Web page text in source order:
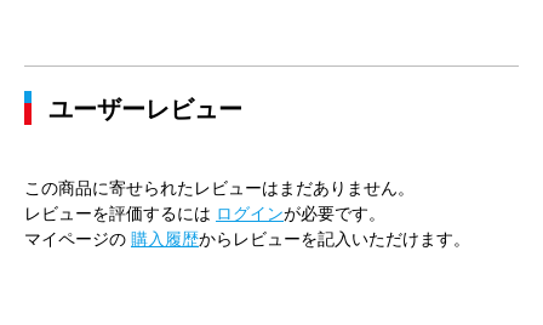
ユーザーレビュー
この商品に寄せられたレビューはまだありません。
レビューを評価するには ログインが必要です。
マイページの 購入履歴からレビューを記入いただけます。